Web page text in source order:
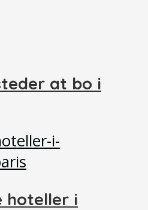
at bo i
hoteller i